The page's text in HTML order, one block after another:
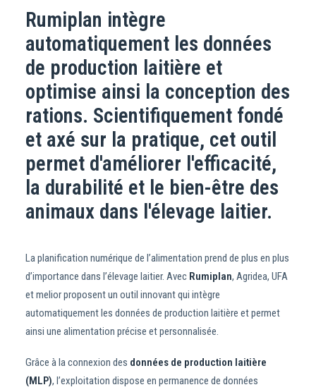
Rumiplan intègre
automatiquement les données
de production laitière et
optimise ainsi la conception des
rations. Scientifiquement fondé
et axé sur la pratique, cet outil
permet d'améliorer l'efficacité,
la durabilité et le bien-être des
animaux dans l'élevage laitier.
La planification numérique de l’alimentation prend de plus en plus
d’importance dans l’élevage laitier. Avec Rumiplan, Agridea, UFA
et melior proposent un outil innovant qui intègre
automatiquement les données de production laitière et permet
ainsi une alimentation précise et personnalisée.
Grâce à la connexion des données de production laitière
(MLP), l’exploitation dispose en permanence de données